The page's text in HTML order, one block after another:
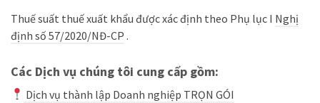
Thuế suất thuế xuất khẩu được xác định theo Phụ lục I Nghị
định số 57/2020/NĐ-CP .
Các Dịch vụ chúng tôi cung cấp gồm:
Dịch vụ thành lập Doanh nghiệp TRỌN GÓI